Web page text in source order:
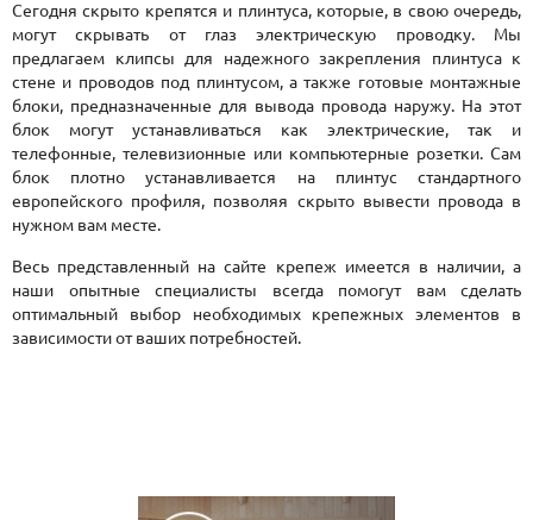
Сегодня скрыто крепятся и плинтуса, которые, в свою очередь,
могут скрывать от глаз электрическую проводку. Мы
предлагаем клипсы для надежного закрепления плинтуса к
стене и проводов под плинтусом, а также готовые монтажные
блоки, предназначенные для вывода провода наружу. На этот
блок могут устанавливаться как электрические, так и
телефонные, телевизионные или компьютерные розетки. Сам
блок плотно устанавливается на плинтус стандартного
европейского профиля, позволяя скрыто вывести провода в
нужном вам месте.
Весь представленный на сайте крепеж имеется в наличии, а
наши опытные специалисты всегда помогут вам сделать
оптимальный выбор необходимых крепежных элементов в
зависимости от ваших потребностей.